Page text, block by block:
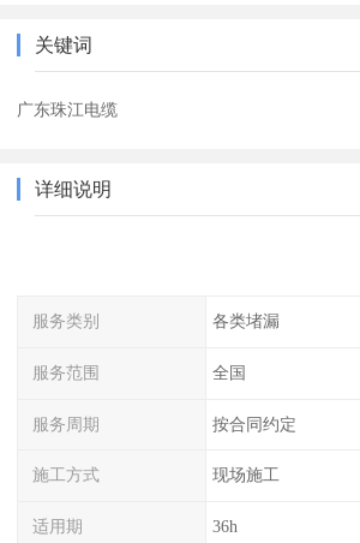
关键词
广东珠江电缆
详细说明
服务类别 各类堵漏
服务范围 全国
服务周期 按合同约定
施工方式 现场施工
适用期 36h